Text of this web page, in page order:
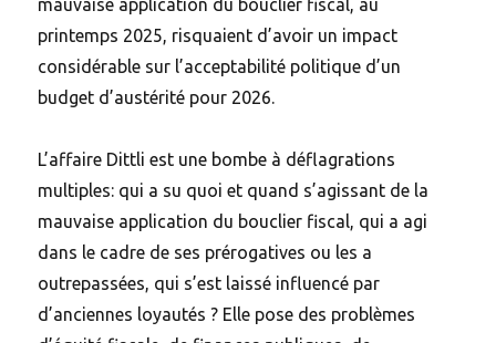
mauvaise application du bouclier fiscal, au
printemps 2025, risquaient d’avoir un impact
considérable sur l’acceptabilité politique d’un
budget d’austérité pour 2026.
L’affaire Dittli est une bombe à déflagrations
multiples: qui a su quoi et quand s’agissant de la
mauvaise application du bouclier fiscal, qui a agi
dans le cadre de ses prérogatives ou les a
outrepassées, qui s’est laissé influencé par
d’anciennes loyautés ? Elle pose des problèmes